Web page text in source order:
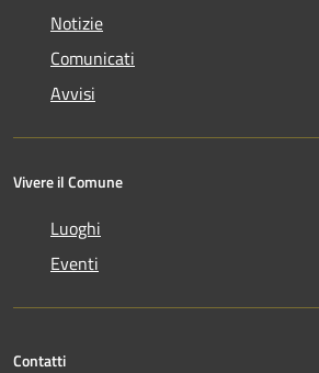
Notizie
Comunicati
Avvisi
Vivere il Comune
Luoghi
Eventi
Contatti